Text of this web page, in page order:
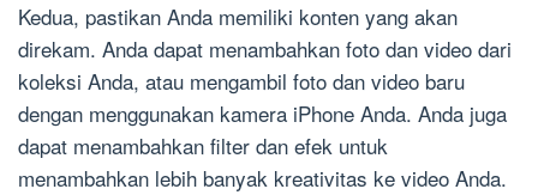
Kedua, pastikan Anda memiliki konten yang akan
direkam. Anda dapat menambahkan foto dan video dari
koleksi Anda, atau mengambil foto dan video baru
dengan menggunakan kamera iPhone Anda. Anda juga
dapat menambahkan filter dan efek untuk
menambahkan lebih banyak kreativitas ke video Anda.